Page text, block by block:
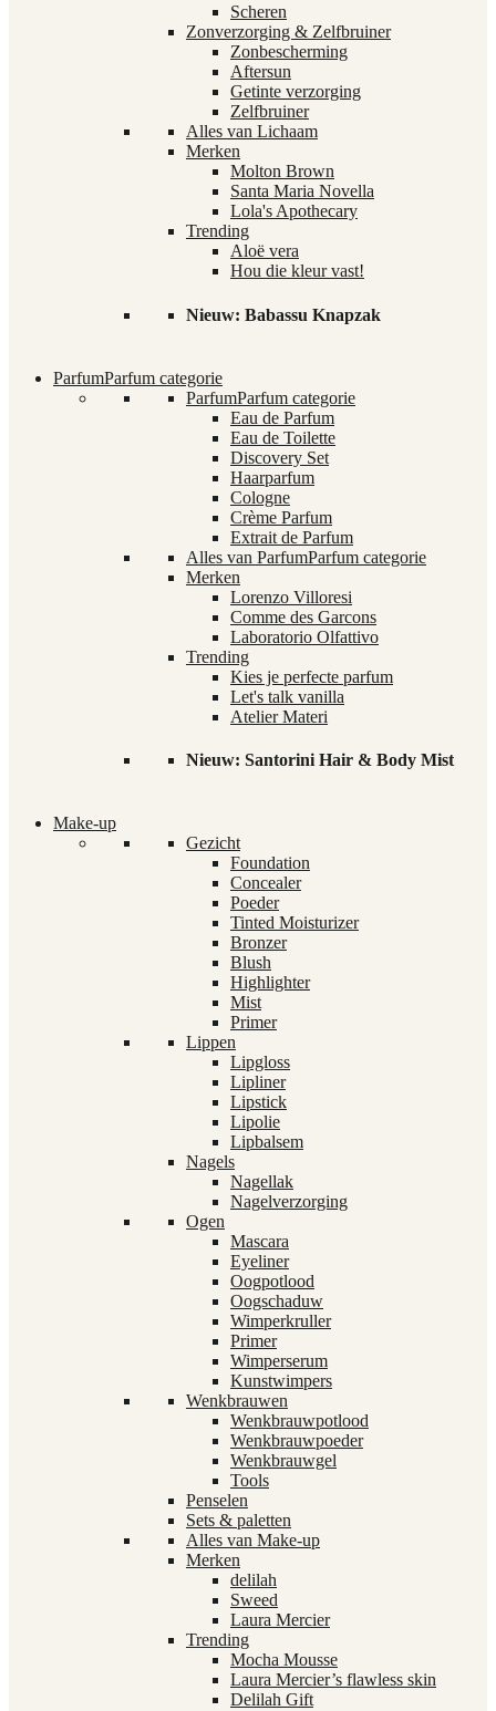
Scheren
Zonverzorging & Zelfbruiner
Zonbescherming
Aftersun
Getinte verzorging
Zelfbruiner
Alles van Lichaam
Merken
Molton Brown
Santa Maria Novella
Lola's Apothecary
Trending
Aloë vera
Hou die kleur vast!
Nieuw: Babassu Knapzak
ParfumParfum categorie
ParfumParfum categorie
Eau de Parfum
Eau de Toilette
Discovery Set
Haarparfum
Cologne
Crème Parfum
Extrait de Parfum
Alles van ParfumParfum categorie
Merken
Lorenzo Villoresi
Comme des Garcons
Laboratorio Olfattivo
Trending
Kies je perfecte parfum
Let's talk vanilla
Atelier Materi
Nieuw: Santorini Hair & Body Mist
Make-up
Gezicht
Foundation
Concealer
Poeder
Tinted Moisturizer
Bronzer
Blush
Highlighter
Mist
Primer
Lippen
Lipgloss
Lipliner
Lipstick
Lipolie
Lipbalsem
Nagels
Nagellak
Nagelverzorging
Ogen
Mascara
Eyeliner
Oogpotlood
Oogschaduw
Wimperkruller
Primer
Wimperserum
Kunstwimpers
Wenkbrauwen
Wenkbrauwpotlood
Wenkbrauwpoeder
Wenkbrauwgel
Tools
Penselen
Sets & paletten
Alles van Make-up
Merken
delilah
Sweed
Laura Mercier
Trending
Mocha Mousse
Laura Mercier’s flawless skin
Delilah Gift